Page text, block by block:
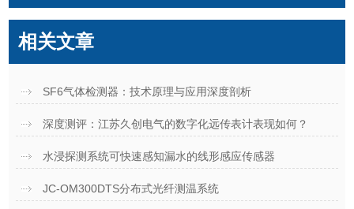
相关文章
SF6气体检测器：技术原理与应用深度剖析
深度测评：江苏久创电气的数字化远传表计表现如何？
水浸探测系统可快速感知漏水的线形感应传感器
JC-OM300DTS分布式光纤测温系统